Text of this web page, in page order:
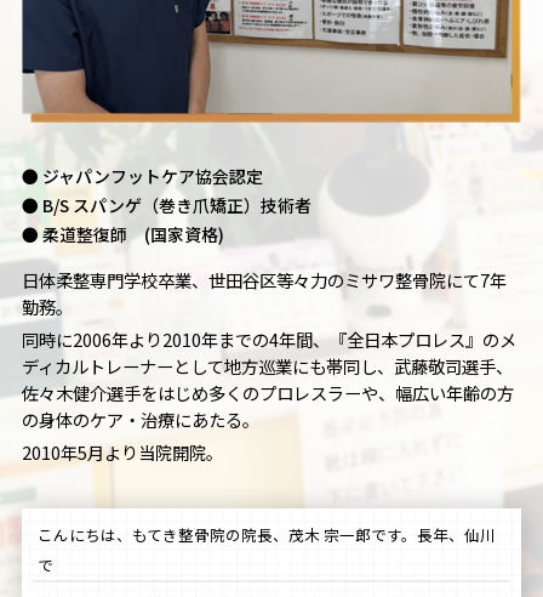
● ジャパンフットケア協会認定
● B/S スパンゲ（巻き爪矯正）技術者
● 柔道整復師 (国家資格)
日体柔整専門学校卒業、世田谷区等々力のミサワ整骨院にて7年
勤務。
同時に2006年より2010年までの4年間、『全日本プロレス』のメ
ディカルトレーナーとして地方巡業にも帯同し、武藤敬司選手、
佐々木健介選手をはじめ多くのプロレスラーや、幅広い年齢の方
の身体のケア・治療にあたる。
2010年5月より当院開院。
こんにちは、もてき整骨院の院長、茂木 宗一郎です。長年、仙川
で